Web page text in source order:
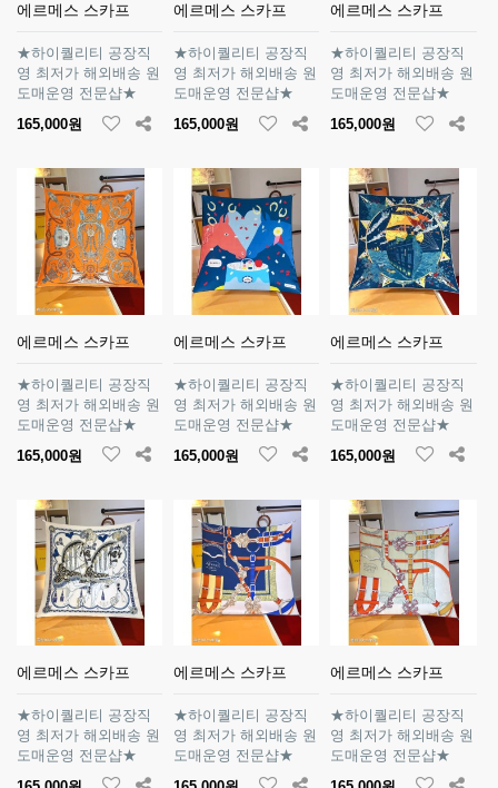
에르메스 스카프
★하이퀄리티 공장직
영 최저가 해외배송 원
도매운영 전문샵★
165,000원
에르메스 스카프
★하이퀄리티 공장직
영 최저가 해외배송 원
도매운영 전문샵★
165,000원
에르메스 스카프
★하이퀄리티 공장직
영 최저가 해외배송 원
도매운영 전문샵★
165,000원
에르메스 스카프
★하이퀄리티 공장직
영 최저가 해외배송 원
도매운영 전문샵★
165,000원
에르메스 스카프
★하이퀄리티 공장직
영 최저가 해외배송 원
도매운영 전문샵★
165,000원
에르메스 스카프
★하이퀄리티 공장직
영 최저가 해외배송 원
도매운영 전문샵★
165,000원
에르메스 스카프
★하이퀄리티 공장직
영 최저가 해외배송 원
도매운영 전문샵★
에르메스 스카프
★하이퀄리티 공장직
영 최저가 해외배송 원
도매운영 전문샵★
에르메스 스카프
★하이퀄리티 공장직
영 최저가 해외배송 원
도매운영 전문샵★